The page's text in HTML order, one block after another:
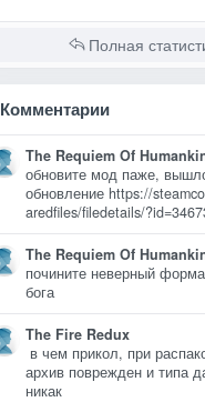
Полная
Комментарии
The Requiem Of
обновите мод паже,
обновление https://
aredfiles/filedetails/
The Requiem Of
почините неверный
бога
The Fire Redux
в чем прикол, при
архив поврежден и типа
никак